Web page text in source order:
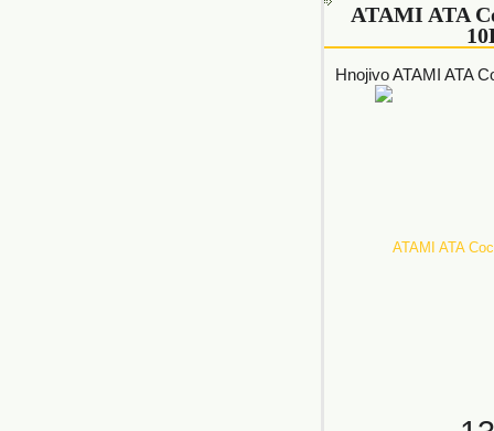
ATAMI ATA
Hnojivo ATAMI ATA